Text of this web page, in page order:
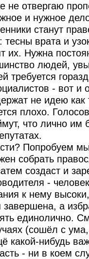
не отвергаю
и нужное
станут
врата и
их. Нужна
людей,
требуется
- вот и
не идею
плохо.
что лично им
Попробуем
собрать
создаст и
-
к нему
а
единолично.
(сошёл с
какой-нибудь
- ни в коем